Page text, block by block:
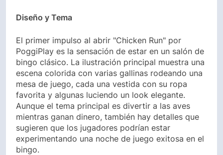
Diseño y Tema
El primer impulso al abrir "Chicken Run" por
PoggiPlay es la sensación de estar en un salón de
bingo clásico. La ilustración principal muestra una
escena colorida con varias gallinas rodeando una
mesa de juego, cada una vestida con su ropa
favorita y algunas luciendo un look elegante.
Aunque el tema principal es divertir a las aves
mientras ganan dinero, también hay detalles que
sugieren que los jugadores podrían estar
experimentando una noche de juego exitosa en el
bingo.